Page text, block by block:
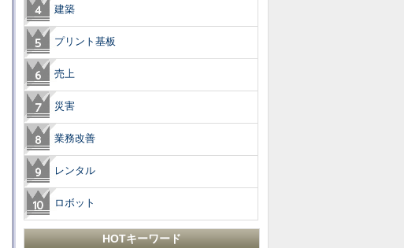
建築
プリント基板
売上
災害
業務改善
レンタル
ロボット
HOTキーワード